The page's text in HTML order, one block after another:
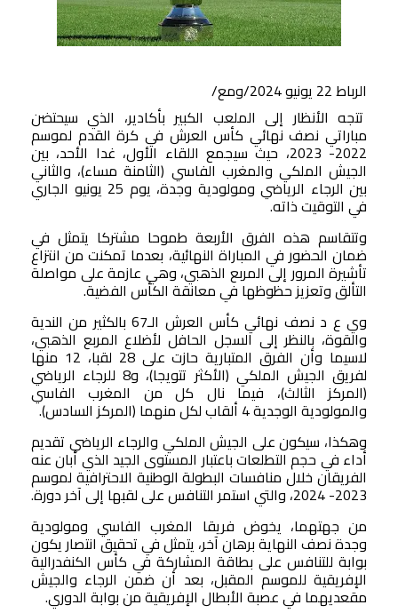
الرباط 22 يونيو 2024/ومع/
تتجه الأنظار إلى الملعب الكبير بأكادير، الذي سيحتضن
مباراتي نصف نهائي كأس العرش في كرة القدم لموسم
2022- 2023، حيث سيجمع اللقاء الأول، غدا الأحد، بين
الجيش الملكي والمغرب الفاسي (الثامنة مساء)، والثاني
بين الرجاء الرياضي ومولودية وجدة، يوم 25 يونيو الجاري
في التوقيت ذاته.
وتتقاسم هذه الفرق الأربعة طموحا مشتركا يتمثل في
ضمان الحضور في المباراة النهائية، بعدما تمكنت من انتزاع
تأشيرة المرور إلى المربع الذهبي، وهي عازمة على مواصلة
التألق وتعزيز حظوظها في معانقة الكأس الفضية.
وي ع د نصف نهائي كأس العرش الـ67 بالكثير من الندية
والقوة، بالنظر إلى السجل الحافل لأضلاع المربع الذهبي،
لاسيما وأن الفرق المتبارية حازت على 28 لقبا، 12 منها
لفريق الجيش الملكي (الأكثر تتويجا)، و8 للرجاء الرياضي
(المركز الثالث)، فيما نال كل من المغرب الفاسي
والمولودية الوجدية 4 ألقاب لكل منهما (المركز السادس).
وهكذا، سيكون على الجيش الملكي والرجاء الرياضي تقديم
أداء في حجم التطلعات باعتبار المستوى الجيد الذي أبان عنه
الفريقان خلال منافسات البطولة الوطنية الاحترافية لموسم
2023- 2024، والتي استمر التنافس على لقبها إلى آخر دورة.
من جهتهما، يخوض فريقا المغرب الفاسي ومولودية
وجدة نصف النهاية برهان آخر، يتمثل في تحقيق انتصار يكون
بوابة للتنافس على بطاقة المشاركة في كأس الكنفدرالية
الإفريقية للموسم المقبل، بعد أن ضمن الرجاء والجيش
مقعديهما في عصبة الأبطال الإفريقية من بوابة الدوري.